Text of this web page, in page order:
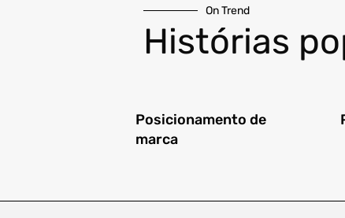
On Trend
Histórias
Posicionamento de
marca